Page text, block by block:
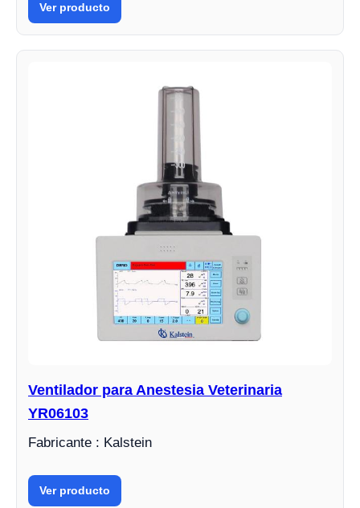
Ver producto
Ventilador para Anestesia Veterinaria
YR06103
Fabricante : Kalstein
Ver producto